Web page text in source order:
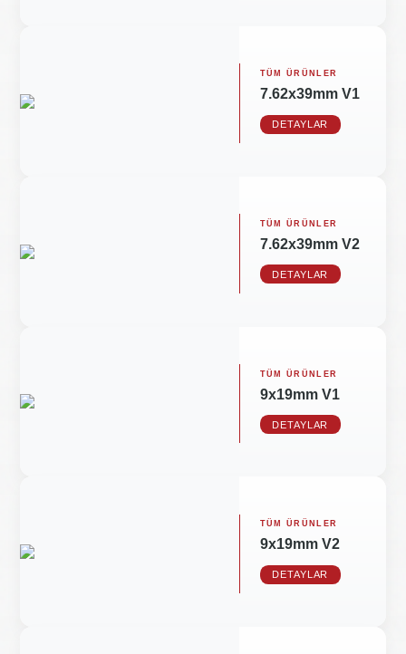
TÜM ÜRÜNLER
7.62x39mm V1
DETAYLAR
TÜM ÜRÜNLER
7.62x39mm V2
DETAYLAR
TÜM ÜRÜNLER
9x19mm V1
DETAYLAR
TÜM ÜRÜNLER
9x19mm V2
DETAYLAR